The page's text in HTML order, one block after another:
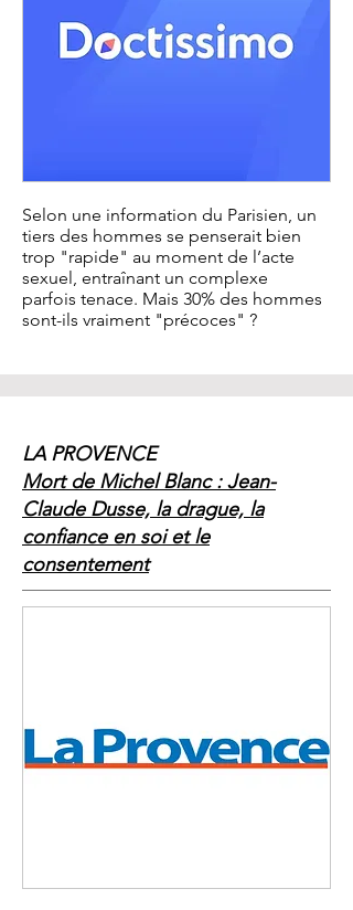
Selon une information du Parisien, un
tiers des hommes se penserait bien
trop "rapide" au moment de l’acte
sexuel, entraînant un complexe
parfois tenace. Mais 30% des hommes
sont-ils vraiment "précoces" ?
LA PROVENCE
Mort de Michel Blanc : Jean-
Claude Dusse, la drague, la
confiance en soi et le
consentement